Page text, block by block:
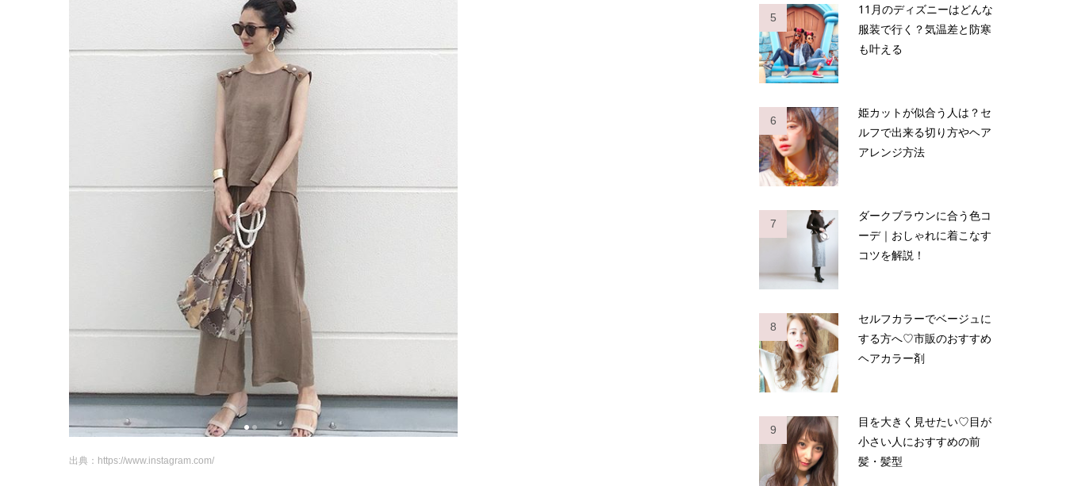
出典：https://www.instagram.com/
5
11月のディズニーはどんな
服装で行く？気温差と防寒
も叶える
6
姫カットが似合う人は？セ
ルフで出来る切り方やヘア
アレンジ方法
7
ダークブラウンに合う色コ
ーデ｜おしゃれに着こなす
コツを解説！
8
セルフカラーでベージュに
する方へ♡市販のおすすめ
ヘアカラー剤
9
目を大きく見せたい♡目が
小さい人におすすめの前
髪・髪型